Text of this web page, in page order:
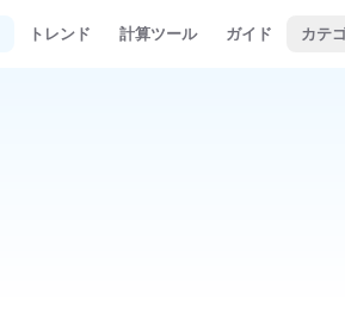
トレンド 計算ツール ガイド カテ